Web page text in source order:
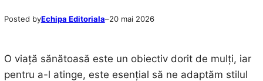
Posted byEchipa Editoriala–20 mai 2026
O viață sănătoasă este un obiectiv dorit de mulți, iar
pentru a-l atinge, este esențial să ne adaptăm stilul